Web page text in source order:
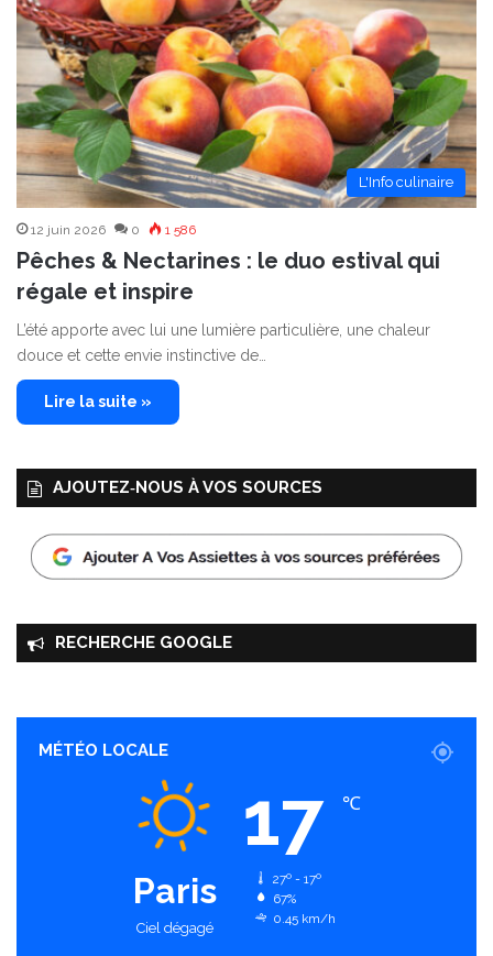
L'Info culinaire
12 juin 2026 0 1 586
Pêches & Nectarines : le duo estival qui
régale et inspire
L’été apporte avec lui une lumière particulière, une chaleur
douce et cette envie instinctive de…
Lire la suite »
AJOUTEZ‑NOUS À VOS SOURCES
RECHERCHE GOOGLE
MÉTÉO LOCALE
Paris
Ciel dégagé
17 ℃
27º - 17º
67%
0.45 km/h